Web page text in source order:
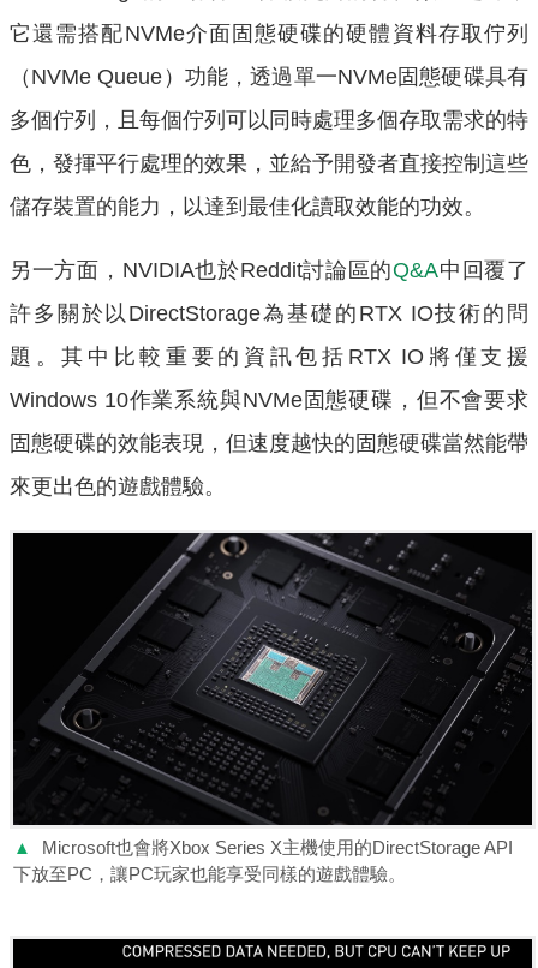
它還需搭配NVMe介面固態硬碟的硬體資料存取佇列
（NVMe Queue）功能，透過單一NVMe固態硬碟具有
多個佇列，且每個佇列可以同時處理多個存取需求的特
色，發揮平行處理的效果，並給予開發者直接控制這些
儲存裝置的能力，以達到最佳化讀取效能的功效。
另一方面，NVIDIA也於Reddit討論區的Q&A中回覆了
許多關於以DirectStorage為基礎的RTX IO技術的問
題。其中比較重要的資訊包括RTX IO將僅支援
Windows 10作業系統與NVMe固態硬碟，但不會要求
固態硬碟的效能表現，但速度越快的固態硬碟當然能帶
來更出色的遊戲體驗。
▲
Microsoft也會將Xbox Series X主機使用的DirectStorage API
下放至PC，讓PC玩家也能享受同樣的遊戲體驗。